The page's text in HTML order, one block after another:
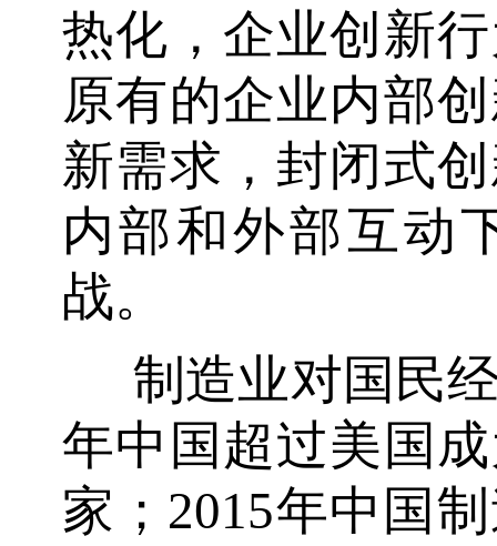
热化，企业创新
原有的企业内部
新需求，封闭式
内部和外部互动
战。
制造业对国民
年中国超过美国
家；2015年中国